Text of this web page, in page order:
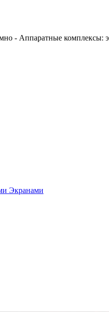
- Аппаратные комплексы:
Экранами